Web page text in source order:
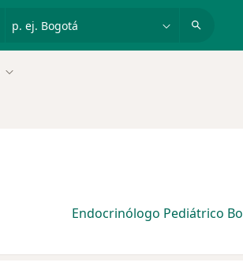
p. ej. Bogotá
Cambiar de ciudad
Endocrinólogo Pediátrico